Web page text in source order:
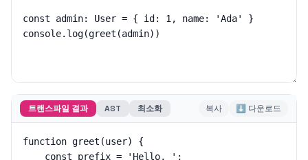
트랜스파일 결과 AST 최소화 복사 ⬇ 다운로드
function greet(user) {